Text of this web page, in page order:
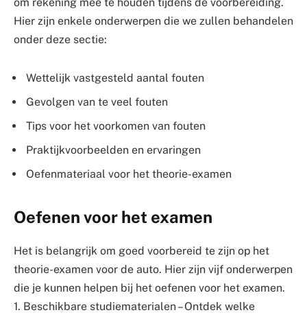
Hier zijn enkele onderwerpen die we zullen behandelen
onder deze sectie:
Wettelijk vastgesteld aantal fouten
Gevolgen van te veel fouten
Tips voor het voorkomen van fouten
Praktijkvoorbeelden en ervaringen
Oefenmateriaal voor het theorie-examen
Oefenen voor het examen
Het is belangrijk om goed voorbereid te zijn op het
theorie-examen voor de auto. Hier zijn vijf onderwerpen
die je kunnen helpen bij het oefenen voor het examen.
1. Beschikbare studiematerialen – Ontdek welke